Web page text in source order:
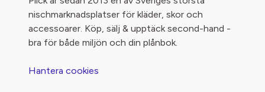
nischmarknadsplatser för kläder, skor och
accessoarer. Köp, sälj & upptäck second-hand -
bra för både miljön och din plånbok.
Hantera cookies